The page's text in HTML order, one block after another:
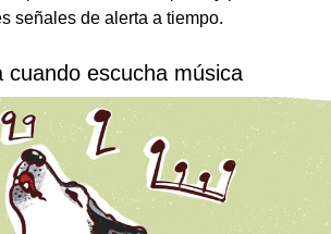
señales de alerta a tiempo.
cuando escucha música